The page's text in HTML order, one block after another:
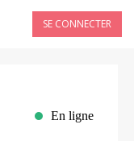
SE CONNECTER
En ligne